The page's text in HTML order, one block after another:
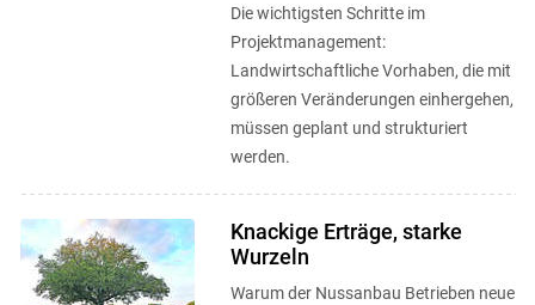
Die wichtigsten Schritte im
Projektmanagement:
Landwirtschaftliche Vorhaben, die mit
größeren Veränderungen einhergehen,
müssen geplant und strukturiert
werden.
Knackige Erträge, starke
Wurzeln
Warum der Nussanbau Betrieben neue